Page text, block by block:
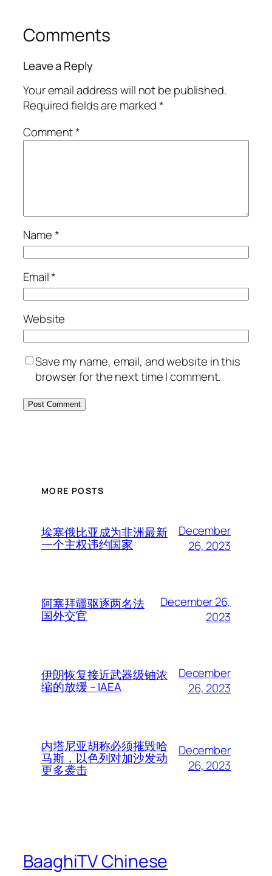
Comments
Leave a Reply
Your email address will not be published.
Required fields are marked*
Comment*
Name*
Email*
Website
Save my name, email, and website in this
browser for the next time I comment.
MORE POSTS
埃塞俄比亚成为非洲最新
一个主权违约国家
December
26, 2023
阿塞拜疆驱逐两名法
国外交官
December 26,
2023
伊朗恢复接近武器级铀浓
缩的放缓 – IAEA
December
26, 2023
内塔尼亚胡称必须摧毁哈
马斯，以色列对加沙发动
更多袭击
December
26, 2023
BaaghiTV Chinese